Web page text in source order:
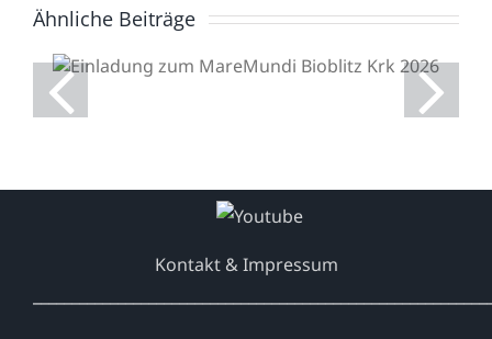
Ähnliche BeiträgeEinladung zum
MareMundi Bioblitz Krk
Kontakt & Impressum